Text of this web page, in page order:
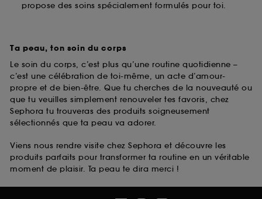
propose des soins spécialement formulés pour toi.
Ta peau, ton soin du corps
Le soin du corps, c’est plus qu’une routine quotidienne –
c’est une célébration de toi-même, un acte d’amour-
propre et de bien-être. Que tu cherches de la nouveauté ou
que tu veuilles simplement renouveler tes favoris, chez
Sephora tu trouveras des produits soigneusement
sélectionnés que ta peau va adorer.
Viens nous rendre visite chez Sephora et découvre les
produits parfaits pour transformer ta routine en un véritable
moment de plaisir. Ta peau te dira merci !